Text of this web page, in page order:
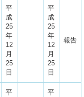
平
成
25
年
12
月
25
日
平
成
25
年
12
月
25
日
報告
平
平